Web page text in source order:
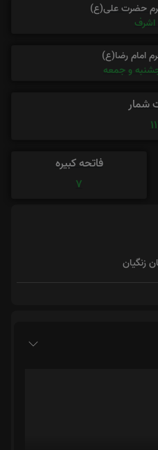
حضرت علی(ع)
امام رضا(ع)
و جمعه
شمار
فاتحه کبیره
7
زنگیان